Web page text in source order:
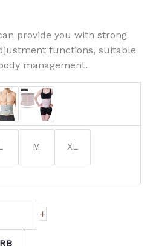
provide you with strong
functions, suitable
management.
M XL
+